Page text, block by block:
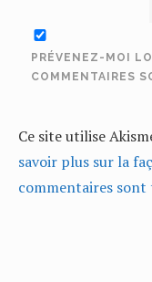
PRÉVENEZ-MOI
COMMENTAIRES
Ce site utilise
savoir plus sur la
commentaires sont